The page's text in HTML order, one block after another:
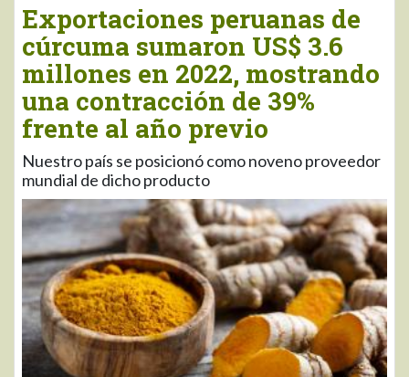
Exportaciones peruanas de
cúrcuma sumaron US$ 3.6
millones en 2022, mostrando
una contracción de 39%
frente al año previo
Nuestro país se posicionó como noveno proveedor
mundial de dicho producto